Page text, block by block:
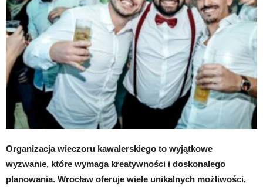
Organizacja wieczoru kawalerskiego to wyjątkowe
wyzwanie, które wymaga kreatywności i doskonałego
planowania. Wrocław oferuje wiele unikalnych możliwości,